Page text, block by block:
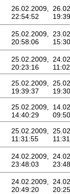
26.02.2009,
22:54:52
25.02.2009,
20:58:06
25.02.2009,
20:23:16
25.02.2009,
19:39:37
25.02.2009,
14:40:29
25.02.2009,
11:31:55
24.02.2009,
23:48:03
24.02.2009,
20:49:20